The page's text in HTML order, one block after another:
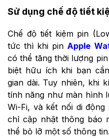
Sử dụng chế độ tiết
Chế độ tiết kiệm pin
tức thì khi pin Apple
có thể tăng thời lượng
biệt hữu ích khi bạn
gian dài. Tuy nhiên, khi
tính năng như màn hình
Wi-Fi, và kết nối di
chỉ cập nhật thông báo
thể bỏ lỡ một số thông tin.